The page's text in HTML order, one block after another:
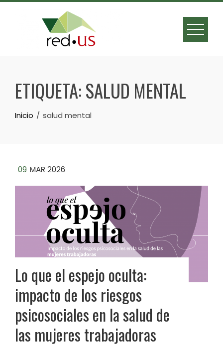
Skip
ETIQUETA:SALUD MENTAL
Inicio salud mental
09 MAR 2026
Lo que el espejo oculta:
impacto de los riesgos
psicosociales en la salud de
las mujeres trabajadoras